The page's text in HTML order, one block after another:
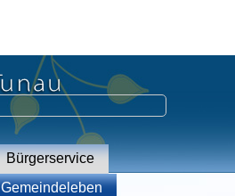
Bürgerservice
Gemeindeleben